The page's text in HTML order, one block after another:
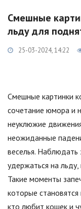
Смешные
льду для
25-03-2024, 14:22
Смешные картинки
сочетание юмора и
неуклюжие
неожиданные
веселья.
удержаться на
Такие моменты
которые
кто любит кошек и